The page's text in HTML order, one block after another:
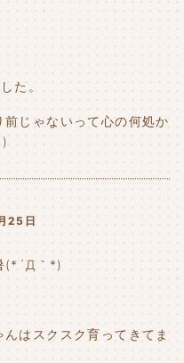
た。
じゃないって心の何処か
25日
(*´Д｀*)
はスクスク育ってきてま